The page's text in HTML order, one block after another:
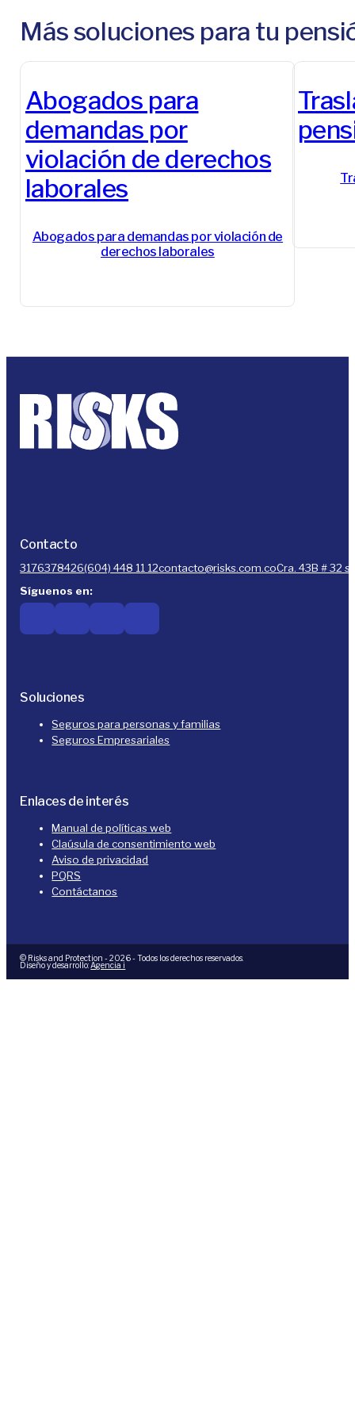
Más soluciones para tu
Abogados para
demandas por
violación de derechos
laborales
Abogados para demandas por violación de
derechos laborales
Contacto
3176378426(604) 448 11 12contacto@risks.com.coCra. 43B # 32
Síguenos en:
Soluciones
Seguros para personas y familias
Seguros Empresariales
Enlaces de interés
Manual de políticas web
Claúsula de consentimiento web
Aviso de privacidad
PQRS
Contáctanos
© Risks and Protection - 2026 - Todos los derechos reservados.
Diseño y desarrollo:Agencia i